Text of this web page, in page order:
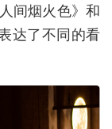
间烟火色》和
达了不同的看